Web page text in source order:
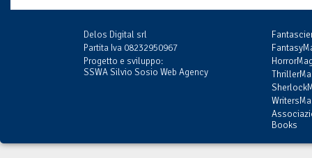
Delos Digital srl
Partita Iva 08232950967
Progetto e sviluppo:
SSWA Silvio Sosio Web Agency
Books